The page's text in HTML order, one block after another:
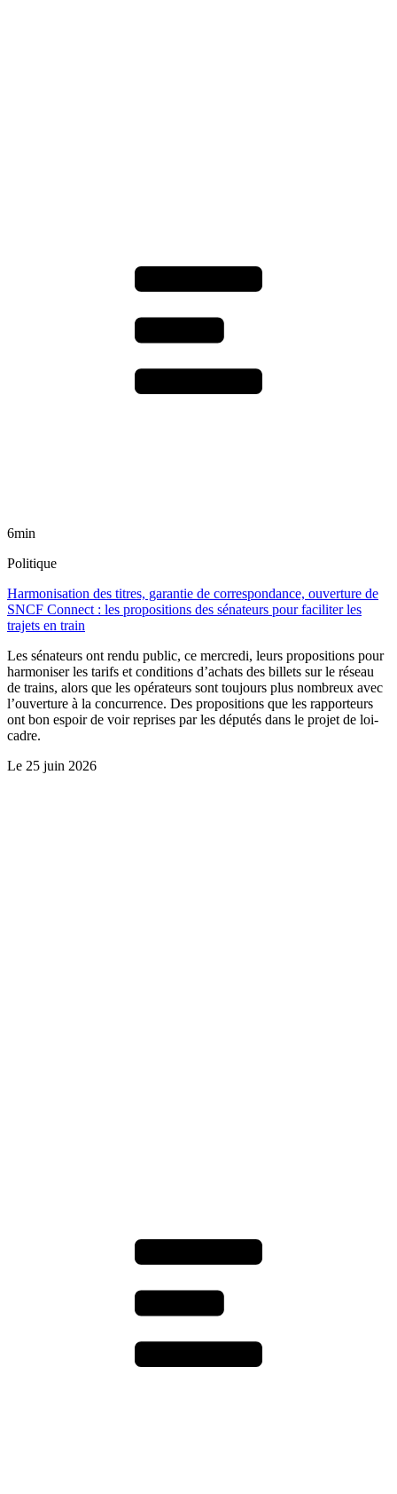
6min
Politique
Harmonisation des titres, garantie de correspondance, ouverture de
SNCF Connect : les propositions des sénateurs pour faciliter les
trajets en train
Les sénateurs ont rendu public, ce mercredi, leurs propositions pour
harmoniser les tarifs et conditions d’achats des billets sur le réseau
de trains, alors que les opérateurs sont toujours plus nombreux avec
l’ouverture à la concurrence. Des propositions que les rapporteurs
ont bon espoir de voir reprises par les députés dans le projet de loi-
cadre.
Le 25 juin 2026